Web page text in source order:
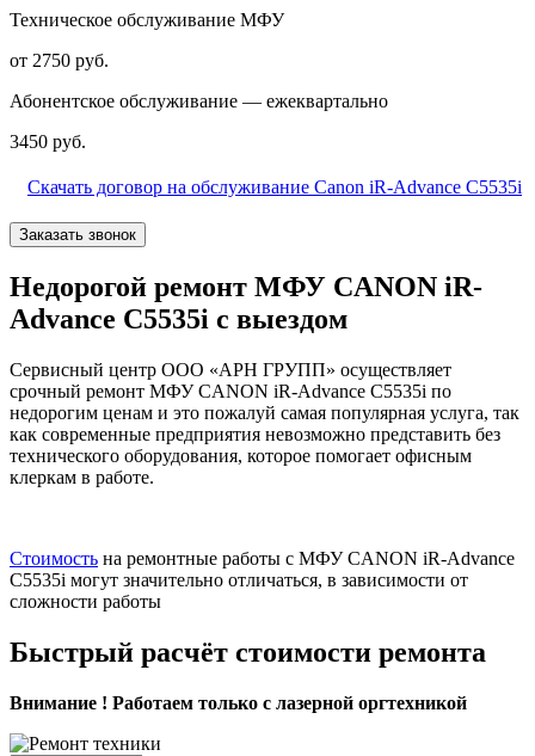
Техническое обслуживание МФУ
от 2750 руб.
Абонентское обслуживание — ежеквартально
3450 руб.
Скачать договор на обслуживание Canon iR-Advance C5535i
Заказать звонок
Недорогой ремонт МФУ CANON iR-
Advance C5535i с выездом
Сервисный центр ООО «АРН ГРУПП» осуществляет
срочный ремонт МФУ CANON iR-Advance C5535i по
недорогим ценам и это пожалуй самая популярная услуга, так
как современные предприятия невозможно представить без
технического оборудования, которое помогает офисным
клеркам в работе.
Стоимость на ремонтные работы с МФУ CANON iR-Advance
C5535i могут значительно отличаться, в зависимости от
сложности работы
Быстрый расчёт стоимости ремонта
Внимание ! Работаем только с лазерной оргтехникой